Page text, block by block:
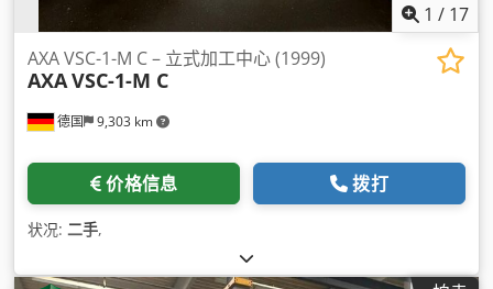
1 / 17
德国 9,303 km
AXA VSC-1-M C – 立式加工中心 (1999)
AXAVSC-1-M C
价格信息 拨打
状况: 二手,